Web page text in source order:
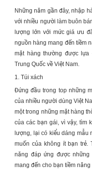
Những năm gần đây,nhập
với nhiều người làm buôn
lượng lớn với mức giá ưu
nguồn hàng mang đến tiềm
mặt hàng thường được lựa
Trung Quốc về Việt Nam.
1. Túi xách
Đứng đầu trong top những
của nhiều người dùng Việt
một trong những mặt hàng
của các bạn gái, vì vậy, tìm
lượng, lại có kiểu dáng mẫu
muốn của không ít bạn trẻ.
năng đáp ứng được
mang đến cho bạn tiềm